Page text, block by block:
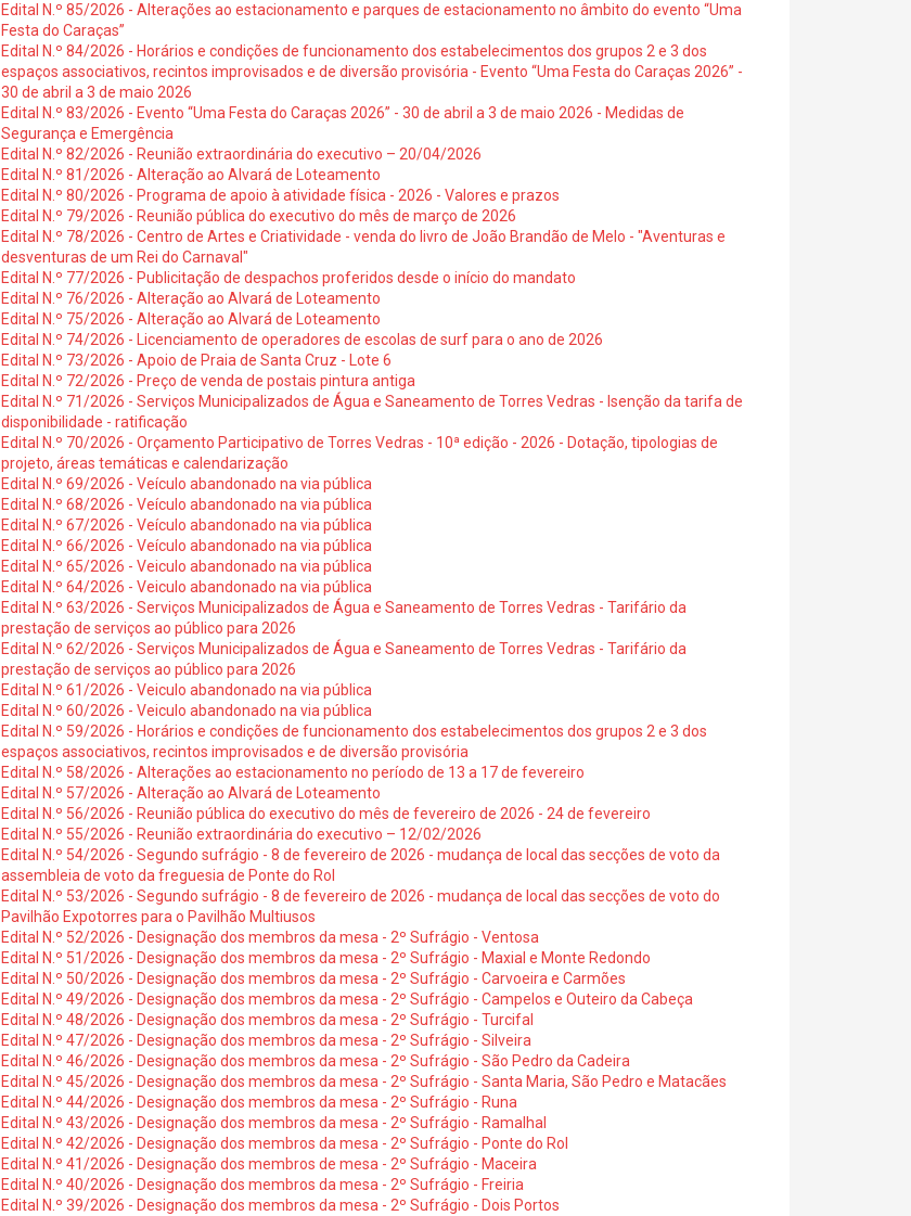
Edital N.º 85/2026 - Alterações ao estacionamento e parques de estacionamento no âmbito do evento “Uma
Festa do Caraças”
Edital N.º 84/2026 - Horários e condições de funcionamento dos estabelecimentos dos grupos 2 e 3 dos
espaços associativos, recintos improvisados e de diversão provisória - Evento “Uma Festa do Caraças 2026” -
30 de abril a 3 de maio 2026
Edital N.º 83/2026 - Evento “Uma Festa do Caraças 2026” - 30 de abril a 3 de maio 2026 - Medidas de
Segurança e Emergência
Edital N.º 82/2026 - Reunião extraordinária do executivo – 20/04/2026
Edital N.º 81/2026 - Alteração ao Alvará de Loteamento
Edital N.º 80/2026 - Programa de apoio à atividade física - 2026 - Valores e prazos
Edital N.º 79/2026 - Reunião pública do executivo do mês de março de 2026
Edital N.º 78/2026 - Centro de Artes e Criatividade - venda do livro de João Brandão de Melo - "Aventuras e
desventuras de um Rei do Carnaval"
Edital N.º 77/2026 - Publicitação de despachos proferidos desde o início do mandato
Edital N.º 76/2026 - Alteração ao Alvará de Loteamento
Edital N.º 75/2026 - Alteração ao Alvará de Loteamento
Edital N.º 74/2026 - Licenciamento de operadores de escolas de surf para o ano de 2026
Edital N.º 73/2026 - Apoio de Praia de Santa Cruz - Lote 6
Edital N.º 72/2026 - Preço de venda de postais pintura antiga
Edital N.º 71/2026 - Serviços Municipalizados de Água e Saneamento de Torres Vedras - Isenção da tarifa de
disponibilidade - ratificação
Edital N.º 70/2026 - Orçamento Participativo de Torres Vedras - 10ª edição - 2026 - Dotação, tipologias de
projeto, áreas temáticas e calendarização
Edital N.º 69/2026 - Veículo abandonado na via pública
Edital N.º 68/2026 - Veículo abandonado na via pública
Edital N.º 67/2026 - Veículo abandonado na via pública
Edital N.º 66/2026 - Veículo abandonado na via pública
Edital N.º 65/2026 - Veiculo abandonado na via pública
Edital N.º 64/2026 - Veiculo abandonado na via pública
Edital N.º 63/2026 - Serviços Municipalizados de Água e Saneamento de Torres Vedras - Tarifário da
prestação de serviços ao público para 2026
Edital N.º 62/2026 - Serviços Municipalizados de Água e Saneamento de Torres Vedras - Tarifário da
prestação de serviços ao público para 2026
Edital N.º 61/2026 - Veiculo abandonado na via pública
Edital N.º 60/2026 - Veiculo abandonado na via pública
Edital N.º 59/2026 - Horários e condições de funcionamento dos estabelecimentos dos grupos 2 e 3 dos
espaços associativos, recintos improvisados e de diversão provisória
Edital N.º 58/2026 - Alterações ao estacionamento no período de 13 a 17 de fevereiro
Edital N.º 57/2026 - Alteração ao Alvará de Loteamento
Edital N.º 56/2026 - Reunião pública do executivo do mês de fevereiro de 2026 - 24 de fevereiro
Edital N.º 55/2026 - Reunião extraordinária do executivo – 12/02/2026
Edital N.º 54/2026 - Segundo sufrágio - 8 de fevereiro de 2026 - mudança de local das secções de voto da
assembleia de voto da freguesia de Ponte do Rol
Edital N.º 53/2026 - Segundo sufrágio - 8 de fevereiro de 2026 - mudança de local das secções de voto do
Pavilhão Expotorres para o Pavilhão Multiusos
Edital N.º 52/2026 - Designação dos membros da mesa - 2º Sufrágio - Ventosa
Edital N.º 51/2026 - Designação dos membros da mesa - 2º Sufrágio - Maxial e Monte Redondo
Edital N.º 50/2026 - Designação dos membros da mesa - 2º Sufrágio - Carvoeira e Carmões
Edital N.º 49/2026 - Designação dos membros da mesa - 2º Sufrágio - Campelos e Outeiro da Cabeça
Edital N.º 48/2026 - Designação dos membros da mesa - 2º Sufrágio - Turcifal
Edital N.º 47/2026 - Designação dos membros da mesa - 2º Sufrágio - Silveira
Edital N.º 46/2026 - Designação dos membros da mesa - 2º Sufrágio - São Pedro da Cadeira
Edital N.º 45/2026 - Designação dos membros da mesa - 2º Sufrágio - Santa Maria, São Pedro e Matacães
Edital N.º 44/2026 - Designação dos membros da mesa - 2º Sufrágio - Runa
Edital N.º 43/2026 - Designação dos membros da mesa - 2º Sufrágio - Ramalhal
Edital N.º 42/2026 - Designação dos membros da mesa - 2º Sufrágio - Ponte do Rol
Edital N.º 41/2026 - Designação dos membros de mesa - 2º Sufrágio - Maceira
Edital N.º 40/2026 - Designação dos membros da mesa - 2º Sufrágio - Freiria
Edital N.º 39/2026 - Designação dos membros da mesa - 2º Sufrágio - Dois Portos